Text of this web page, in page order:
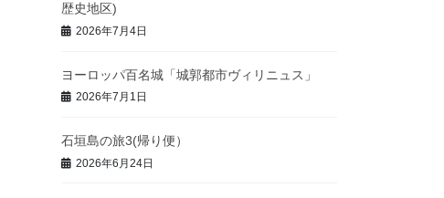
歴史地区)
2026年7月4日
ヨーロッパ百名城「城郭都市ヴィリニュス」
2026年7月1日
石垣島の旅3(帰り便）
2026年6月24日